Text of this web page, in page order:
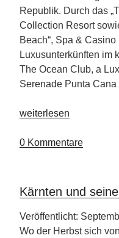
Republik. Durch das
Collection Resort
Beach“, Spa &
Luxusunterkünften im
The Ocean Club, a
Serenade Punta
„Zwei
Luxusresorts
Dominikanischen
Republik“
weiterlesen
0 Kommentare
Kärnten und
Veröffentlicht:
Wo der Herbst sich